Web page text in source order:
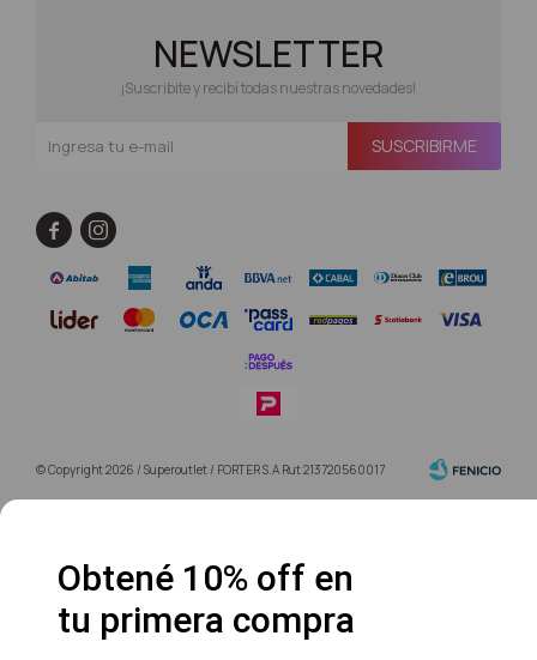
NEWSLETTER
¡Suscribite y recibí todas nuestras novedades!
SUSCRIBIRME
 
© Copyright 2026 / Superoutlet / FORTER S.A Rut 213720560017
Obtené 10% off en
tu primera compra